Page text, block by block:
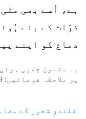
ہے، اُسے بھی
ذرّات کے بنے
دماغ کو اپنے
یہ مضمون چھپی
پر ملاحظہ فرمائیں:
قلندر شعور کے